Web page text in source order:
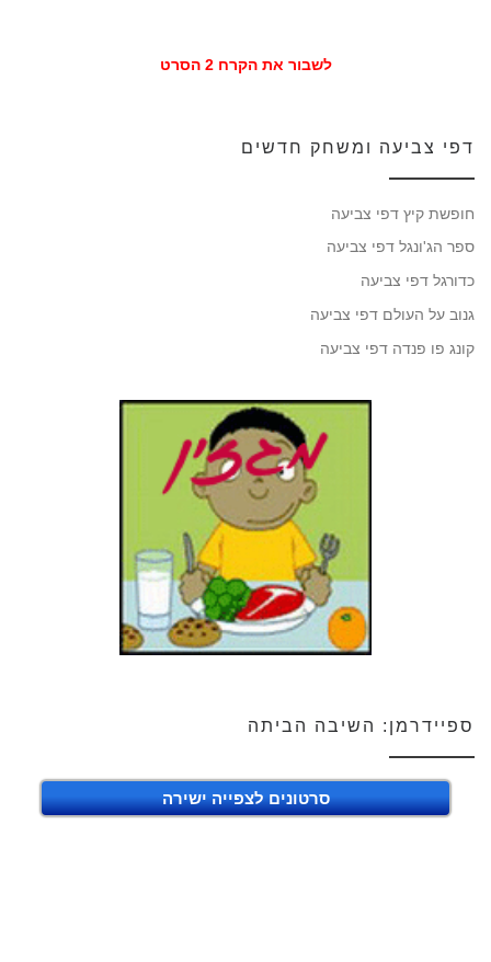
לשבור את הקרח 2 הסרט
דפי צביעה ומשחק חדשים
חופשת קיץ דפי צביעה
ספר הג'ונגל דפי צביעה
כדורגל דפי צביעה
גנוב על העולם דפי צביעה
קונג פו פנדה דפי צביעה
ספיידרמן: השיבה הביתה
סרטונים לצפייה ישירה